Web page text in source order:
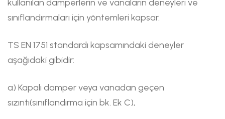
kullanılan damperlerin ve vanaların deneyleri ve
sınıflandırmaları için yöntemleri kapsar.
TS EN 1751 standardı kapsamındaki deneyler
aşağıdaki gibidir:
a) Kapalı damper veya vanadan geçen
sızıntı(sınıflandırma için bk. Ek C),